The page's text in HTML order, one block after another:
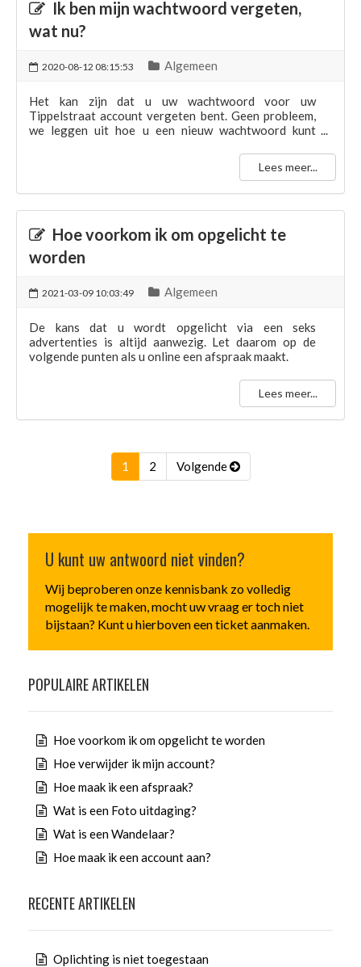
Ik ben mijn wachtwoord vergeten,
wat nu?
2020-08-12 08:15:53 Algemeen
Het kan zijn dat u uw wachtwoord voor uw
Tippelstraat account vergeten bent. Geen probleem,
we leggen uit hoe u een nieuw wachtwoord kunt
Lees meer...
Hoe voorkom ik om opgelicht te
worden
2021-03-09 10:03:49 Algemeen
De kans dat u wordt opgelicht via een seks
advertenties is altijd aanwezig. Let daarom op de
volgende punten als u online een afspraak maakt.
Lees meer...
1 (current)
2 Volgende
U kunt uw antwoord niet vinden?
Wij beproberen onze kennisbank zo volledig
mogelijk te maken, mocht uw vraag er toch niet
bijstaan? Kunt u hierboven een ticket aanmaken.
POPULAIRE ARTIKELEN
Hoe voorkom ik om opgelicht te worden
Hoe verwijder ik mijn account?
Hoe maak ik een afspraak?
Wat is een Foto uitdaging?
Wat is een Wandelaar?
Hoe maak ik een account aan?
RECENTE ARTIKELEN
Oplichting is niet toegestaan